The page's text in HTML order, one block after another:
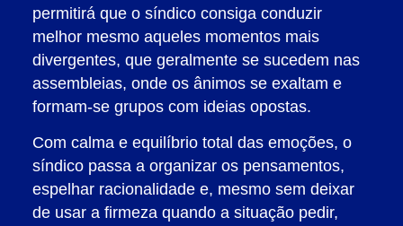
permitirá que o síndico consiga conduzir
melhor mesmo aqueles momentos mais
divergentes, que geralmente se sucedem nas
assembleias, onde os ânimos se exaltam e
formam-se grupos com ideias opostas.
Com calma e equilíbrio total das emoções, o
síndico passa a organizar os pensamentos,
espelhar racionalidade e, mesmo sem deixar
de usar a firmeza quando a situação pedir,